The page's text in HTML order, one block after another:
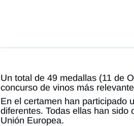
Un total de 49 medallas (11 de
concurso de vinos más
En el certamen han participado
diferentes. Todas ellas han sido
Unión Europea.